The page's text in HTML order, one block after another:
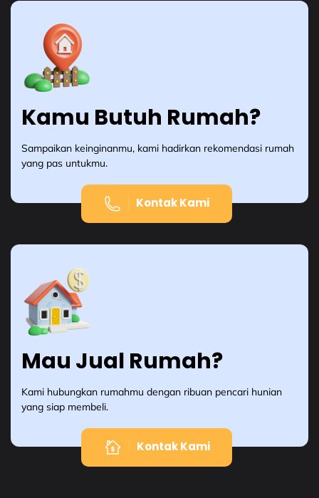
Kamu Butuh Rumah?
Sampaikan keinginanmu, kami hadirkan rekomendasi rumah
yang pas untukmu.
Kontak Kami
Mau Jual Rumah?
Kami hubungkan rumahmu dengan ribuan pencari hunian
yang siap membeli.
Kontak Kami